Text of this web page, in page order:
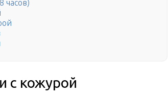
часов)
с кожурой